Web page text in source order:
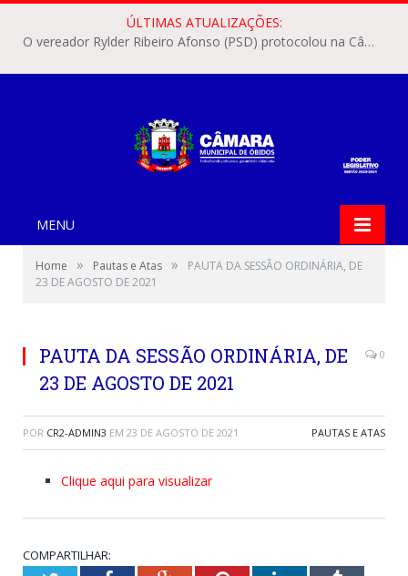
ÚLTIMAS ATUALIZAÇÕES:
O vereador Rylder Ribeiro Afonso (PSD) protocolou na Câmara Municipal de Óbidos o Requerimento nº 346/2026.
MENU
Home » Pautas e Atas »
PAUTA DA SESSÃO ORDINÁRIA, DE
23 DE AGOSTO DE 2021
PAUTA DA SESSÃO ORDINÁRIA, DE
23 DE AGOSTO DE 2021
0
POR CR2-ADMIN3 EM 23 DE AGOSTO DE 2021 PAUTAS E ATAS
Clique aqui para visualizar
COMPARTILHAR: